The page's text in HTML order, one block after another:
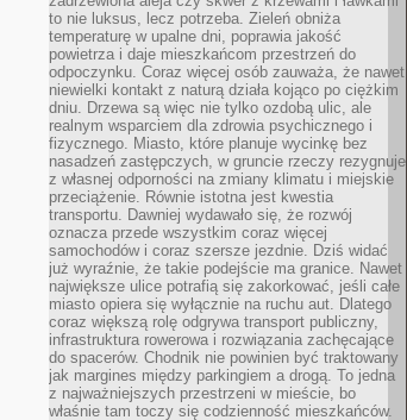
to nie luksus, lecz potrzeba. Zieleń obniża
temperaturę w upalne dni, poprawia jakość
powietrza i daje mieszkańcom przestrzeń do
odpoczynku. Coraz więcej osób zauważa, że nawet
niewielki kontakt z naturą działa kojąco po ciężkim
dniu. Drzewa są więc nie tylko ozdobą ulic, ale
realnym wsparciem dla zdrowia psychicznego i
fizycznego. Miasto, które planuje wycinkę bez
nasadzeń zastępczych, w gruncie rzeczy rezygnuje
z własnej odporności na zmiany klimatu i miejskie
przeciążenie. Równie istotna jest kwestia
transportu. Dawniej wydawało się, że rozwój
oznacza przede wszystkim coraz więcej
samochodów i coraz szersze jezdnie. Dziś widać
już wyraźnie, że takie podejście ma granice. Nawet
największe ulice potrafią się zakorkować, jeśli całe
miasto opiera się wyłącznie na ruchu aut. Dlatego
coraz większą rolę odgrywa transport publiczny,
infrastruktura rowerowa i rozwiązania zachęcające
do spacerów. Chodnik nie powinien być traktowany
jak margines między parkingiem a drogą. To jedna
z najważniejszych przestrzeni w mieście, bo
właśnie tam toczy się codzienność mieszkańców.